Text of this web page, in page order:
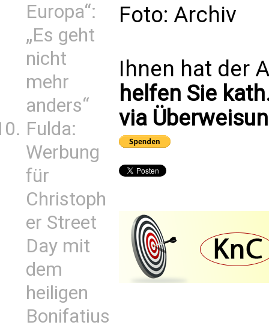
Europa“:
„Es geht
nicht
mehr
anders“
Fulda:
Werbung
für
Christoph
er Street
Day mit
dem
heiligen
Bonifatius
Foto: Archiv
Ihnen hat der
helfen Sie
via